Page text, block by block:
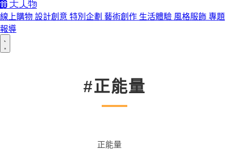
線上購物 設計創意 特別企劃 藝術創作 生活體驗 風格服飾 專題
報導
#正能量
正能量